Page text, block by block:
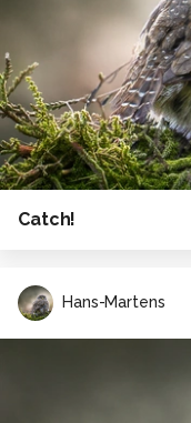
Catch!
Hans-Martens